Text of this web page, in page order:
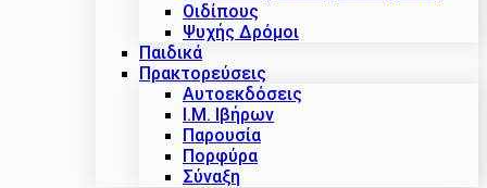
Οιδίπους
Ψυχής Δρόμοι
Παιδικά
Πρακτoρεύσεις
Αυτοεκδόσεις
Ι.Μ. Ιβήρων
Παρουσία
Πορφύρα
Σύναξη